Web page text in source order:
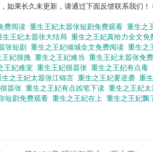
如果长久未更新，请通过下面反馈联系我们！
费阅读 重生王妃太嚣张短剧免费观看 重生之
生王妃太嚣张大结局 重生之王妃真给力全文免
张短剧 重生之王妃倾城全文免费阅读 重生之
妃很拽 重生之王妃难当 重生王妃太嚣张免
王妃难宠 重生王妃很嚣张 重生之王妃有点毒
生之王妃太嚣张江锦言 重生之王妃要逆袭 重
嚣张 重生之王妃有点凶笔下读 重生之王妃
短剧免费观看 重生之王妃在上 重生之王妃飘